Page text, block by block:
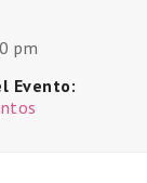
pm
Evento: